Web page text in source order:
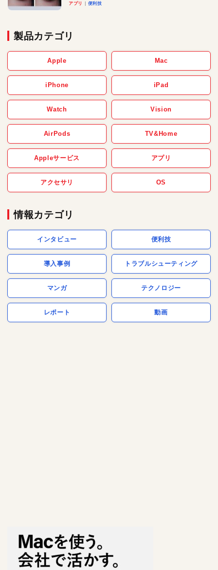
アプリ 便利技
製品カテゴリ
Apple Mac
iPhone iPad
Watch Vision
AirPods TV&Home
Appleサービス アプリ
アクセサリ OS
情報カテゴリ
インタビュー 便利技
導入事例 トラブルシューティング
マンガ テクノロジー
レポート 動画